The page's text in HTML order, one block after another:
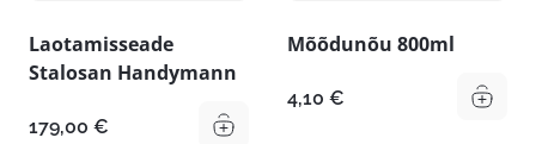
Laotamisseade
Stalosan Handymann
179,00 €
Mõõdunõu 800ml
4,10 €